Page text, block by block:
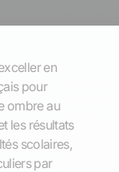
en
pour
ombre au
les résultats
scolaires,
par